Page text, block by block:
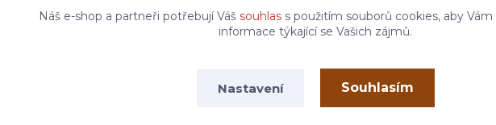
Vytvořeno na Eshop-rychle.cz
Náš e-shop a partneři potřebují Váš souhlass použitím souborů cookies, aby
informace týkající se Vašich zájmů.
Nastavení Souhlasím